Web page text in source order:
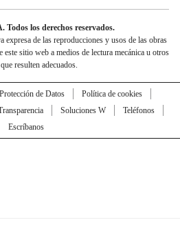
los derechos reservados.
de las reproducciones y usos de las obras
este sitio web a medios de lectura mecánica u otros
resulten adecuados.
de Datos
Política de cookies
Soluciones W
Teléfonos
Escríbanos